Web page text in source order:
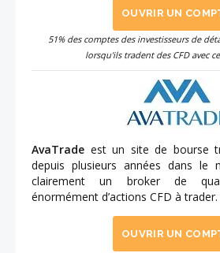
OUVRIR UN
51% des comptes des investisseurs de
lorsqu'ils tradent des CFD avec
AvaTrade est un site de bourse
depuis plusieurs années dans le
clairement un broker de
énormément d’actions CFD à trader.
OUVRIR UN